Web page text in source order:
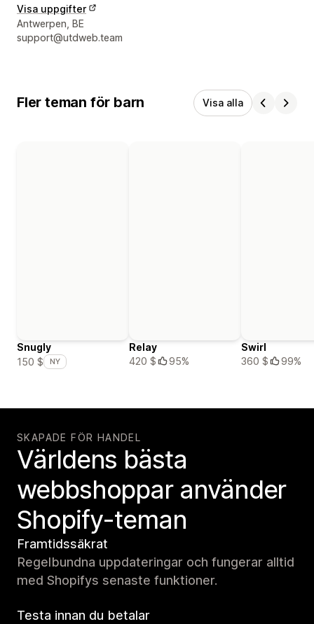
Visa uppgifter
Designerns kontaktuppgifter
Antwerpen, BE
support@utdweb.team
Fler teman för barn Visa alla
Snugly
150 $
NY
Relay
420 $
95%
Swirl
360 $
99%
SKAPADE FÖR HANDEL
Världens bästa
webbshoppar använder
Shopify-teman
Framtidssäkrat
Regelbundna uppdateringar och fungerar alltid
med Shopifys senaste funktioner.
Testa innan du betalar